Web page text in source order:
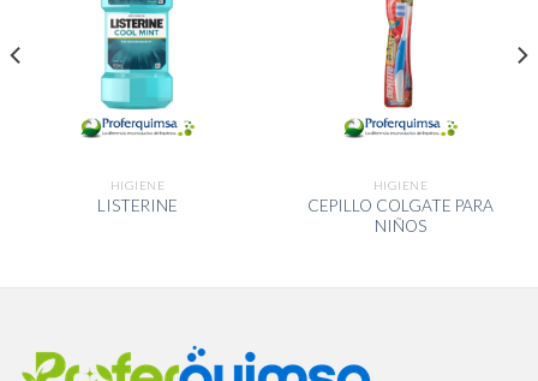
HIGIENE
LISTERINE
HIGIENE
CEPILLO COLGATE PARA
NIÑOS